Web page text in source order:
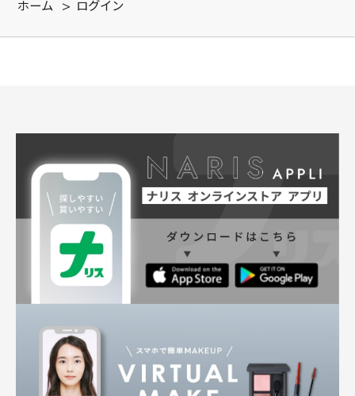
ホーム > ログイン